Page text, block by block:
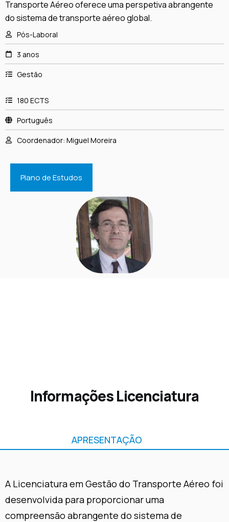
Transporte Aéreo oferece uma perspetiva abrangente
do sistema de transporte aéreo global.
Pós-Laboral
3 anos
Gestão
180 ECTS
Português
Coordenador: Miguel Moreira
Plano de Estudos
Informações Licenciatura
APRESENTAÇÃO
A Licenciatura em Gestão do Transporte Aéreo foi
desenvolvida para proporcionar uma
compreensão abrangente do sistema de